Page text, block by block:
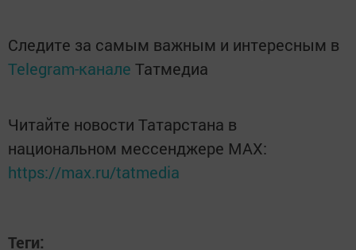
Следите за самым важным и интересным в
Telegram-канале Татмедиа
Читайте новости Татарстана в
национальном мессенджере MАХ:
https://max.ru/tatmedia
Теги: